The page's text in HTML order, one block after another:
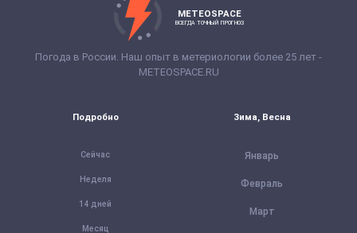
METEOSPACE
ВСЕГДА ТОЧНЫЙ ПРОГНОЗ
Погода в России. Наш опыт в метериологии более 25 лет -
METEOSPACE.RU
Подробно
Сейчас
Неделя
14 дней
Месяц
Зима, Весна
Январь
Февраль
Март